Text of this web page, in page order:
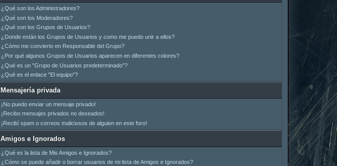
¿Qué son los Administradores?
¿Qué son los Moderadores?
¿Qué son los Grupos de Usuarios?
¿Donde están los Grupos de Usuarios y como me puedo unir a ellos?
¿Cómo me convierto en Responsable del Grupo?
¿Por qué algunos Grupos de Usuarios aparecen en diferentes colores?
¿Qué es un "Grupo de Usuarios predeterminado"?
¿Qué es el enlace "El equipo"?
Mensajería privada
¡No puedo enviar un mensaje privado!
¡Recibo mensajes privados no deseados!
¡Recibí spam o correos maliciosos de alguien en este foro!
Amigos e Ignorados
¿Qué es la lista de Mis Amigos e Ignorados?
¿Cómo se puede añadir o borrar usuarios de mi lista de Amigos e Ignorados?